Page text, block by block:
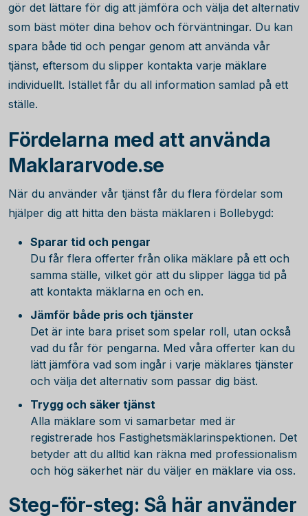
gör det lättare för dig att jämföra och välja det alternativ
som bäst möter dina behov och förväntningar. Du kan
spara både tid och pengar genom att använda vår
tjänst, eftersom du slipper kontakta varje mäklare
individuellt. Istället får du all information samlad på ett
ställe.
Fördelarna med att använda
Maklararvode.se
När du använder vår tjänst får du flera fördelar som
hjälper dig att hitta den bästa mäklaren i Bollebygd:
Sparar tid och pengar
Du får flera offerter från olika mäklare på ett och
samma ställe, vilket gör att du slipper lägga tid på
att kontakta mäklarna en och en.
Jämför både pris och tjänster
Det är inte bara priset som spelar roll, utan också
vad du får för pengarna. Med våra offerter kan du
lätt jämföra vad som ingår i varje mäklares tjänster
och välja det alternativ som passar dig bäst.
Trygg och säker tjänst
Alla mäklare som vi samarbetar med är
registrerade hos Fastighetsmäklarinspektionen. Det
betyder att du alltid kan räkna med professionalism
och hög säkerhet när du väljer en mäklare via oss.
Steg-för-steg: Så här använder